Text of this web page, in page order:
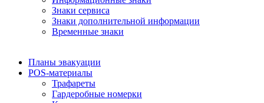
Знаки сервиса
Знаки дополнительной информации
Временные знаки
Планы эвакуации
POS-материалы
Трафареты
Гардеробные номерки